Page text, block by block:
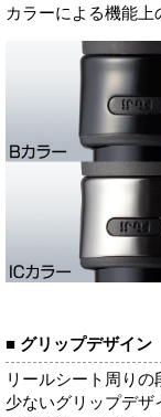
カラーによる機能上
■ グリップデザイン
リールシート周り
少ないグリップデザ